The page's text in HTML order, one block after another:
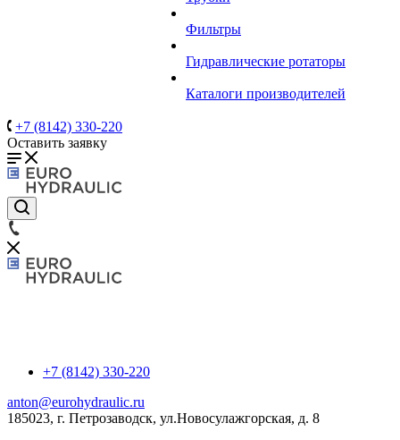
Фильтры
Гидравлические ротаторы
Каталоги производителей
+7 (8142) 330-220
Оставить заявку
+7 (8142) 330-220
anton@eurohydraulic.ru
185023, г. Петрозаводск, ул.Новосулажгорская, д. 8